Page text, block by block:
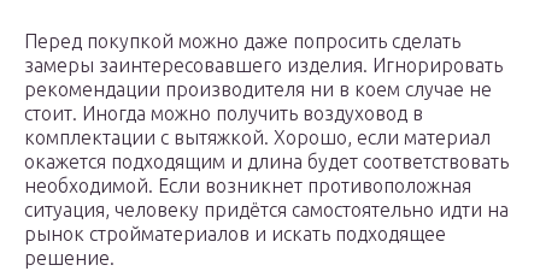
Перед покупкой можно даже попросить сделать
замеры заинтересовавшего изделия. Игнорировать
рекомендации производителя ни в коем случае не
стоит. Иногда можно получить воздуховод в
комплектации с вытяжкой. Хорошо, если материал
окажется подходящим и длина будет соответствовать
необходимой. Если возникнет противоположная
ситуация, человеку придётся самостоятельно идти на
рынок стройматериалов и искать подходящее
решение.